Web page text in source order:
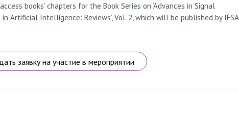
books’ chapters for the Book Series on ‘Advances in Signal
in Artificial Intelligence: Reviews’, Vol. 2, which will be published by IFSA
заявку на участие в мероприятии